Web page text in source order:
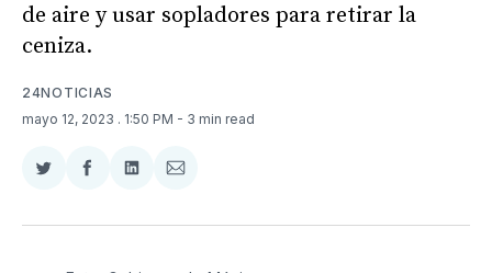
de aire y usar sopladores para retirar la
ceniza.
24NOTICIAS
mayo 12, 2023 . 1:50 PM - 3 min read
Compartir
Twitter
Compartir
Facebook
Compartir
LinkedIn
Compartir
Email